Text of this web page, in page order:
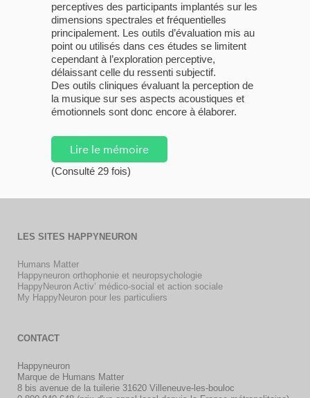
perceptives des participants implantés sur les
dimensions spectrales et fréquentielles
principalement. Les outils d’évaluation mis au
point ou utilisés dans ces études se limitent
cependant à l’exploration perceptive,
délaissant celle du ressenti subjectif.
Des outils cliniques évaluant la perception de
la musique sur ses aspects acoustiques et
émotionnels sont donc encore à élaborer.
Lire le mémoire
(Consulté 29 fois)
LES SITES HAPPYNEURON
Humans Matter
Happyneuron orthophonie et neuropsychologie
HappyNeuron Activ’ médico-social et action sociale
My HappyNeuron pour les particuliers
CONTACT
Happyneuron
Marque de Humans Matter
8 bis avenue de la tuilerie 31620 Villeneuve-les-bouloc